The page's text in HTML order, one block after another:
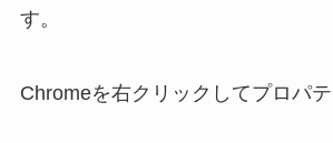
す。
Chromeを右クリックしてプロパテ